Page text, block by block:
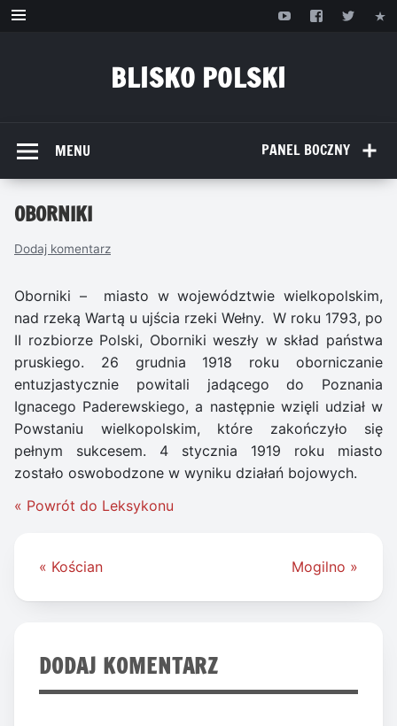
Przejdź
BLISKO POLSKI
PANEL BOCZNY
MENU
OBORNIKI
Dodaj komentarz
Oborniki – miasto w województwie wielkopolskim,
nad rzeką Wartą u ujścia rzeki Wełny. W roku 1793, po
II rozbiorze Polski, Oborniki weszły w skład państwa
pruskiego. 26 grudnia 1918 roku oborniczanie
entuzjastycznie powitali jadącego do Poznania
Ignacego Paderewskiego, a następnie wzięli udział w
Powstaniu wielkopolskim, które zakończyło się
pełnym sukcesem. 4 stycznia 1919 roku miasto
zostało oswobodzone w wyniku działań bojowych.
« Powrót do Leksykonu
Nawigacja
« Kościan Mogilno »
DODAJ KOMENTARZ